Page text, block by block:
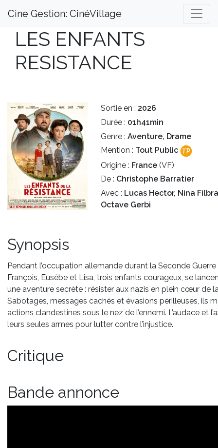
Cine Gestion: CinéVillage
LES ENFANTS
RESISTANCE
Sortie en : 2026
Durée : 01h41min
Genre : Aventure, Drame
Mention : Tout Public
Origine : France (VF)
De : Christophe Barratier
Avec : Lucas Hector, Nina
Octave Gerbi
Synopsis
Pendant l’occupation allemande durant la Seconde
François, Eusèbe et Lisa, trois enfants courageux, se
une aventure secrète : résister aux nazis en plein cœur de
Sabotages, messages cachés et évasions périlleuses, ils
actions clandestines sous le nez de l’ennemi. L’audace et
leurs seules armes pour lutter contre l’injustice.
Critique
Bande annonce